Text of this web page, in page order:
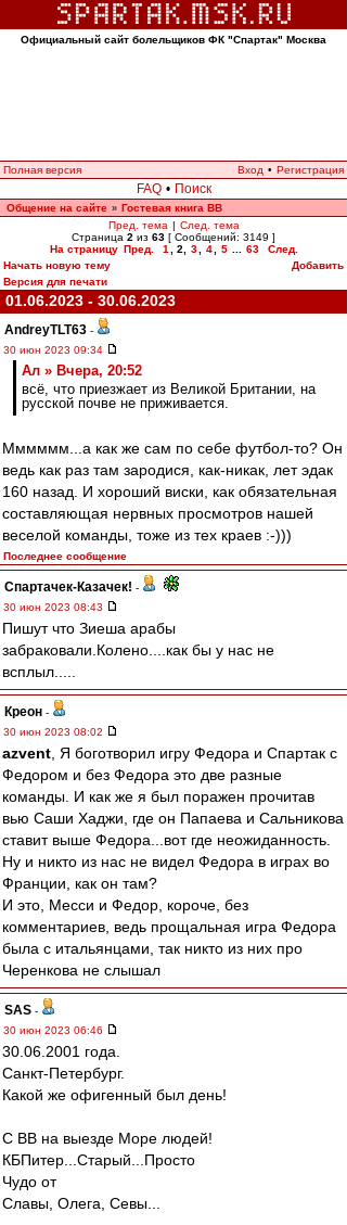
Официальный сайт болельщиков ФК "Спартак" Москва
Полная версия Вход • Регистрация
FAQ • Поиск
Общение на сайте » Гостевая книга ВВ
Пред. тема | След. тема
Страница 2 из 63 [ Сообщений: 3149 ]
На страницу Пред. 1 2 3 4 5 63
След.
Начать новую тему
Добавить
Версия для печати
01.06.2023 - 30.06.2023
AndreyTLT63 -
30 июн 2023 09:34
Ал » Вчера, 20:52
всё, что приезжает из Великой Британии, на
русской почве не приживается.
Мммммм...а как же сам по себе футбол-то? Он
ведь как раз там зародися, как-никак, лет эдак
160 назад. И хороший виски, как обязательная
составляющая нервных просмотров нашей
веселой команды, тоже из тех краев :-)))
Последнее сообщение
Спартачек-Казачек! -
30 июн 2023 08:43
Пишут что Зиеша арабы
забраковали.Колено....как бы у нас не
всплыл.....
Креон -
30 июн 2023 08:02
azvent , Я боготворил игру Федора и Спартак с
Федором и без Федора это две разные
команды. И как же я был поражен прочитав
вью Саши Хаджи, где он Папаева и Сальникова
ставит выше Федора...вот где неожиданность.
Ну и никто из нас не видел Федора в играх во
Франции, как он там?
И это, Месси и Федор, короче, без
комментариев, ведь прощальная игра Федора
была с итальянцами, так никто из них про
Черенкова не слышал
SAS -
30 июн 2023 06:46
30.06.2001 года.
Санкт-Петербург.
Какой же офигенный был день!
С ВВ на выезде Море людей!
КБПитер...Старый...Просто
Чудо от
Славы, Олега, Севы...